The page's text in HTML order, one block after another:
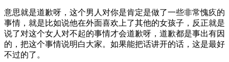
意思就是道歉呀，这个男人对你是肯定是做了一些非常愧疚的
事情，就是比如说他在外面喜欢上了其他的女孩子，反正就是
说了对这个女人对不起的事情才会道歉呀，道歉都是事出有因
的，把这个事情说明白大家。如果能把话讲开的话，这是最好
不过的了。